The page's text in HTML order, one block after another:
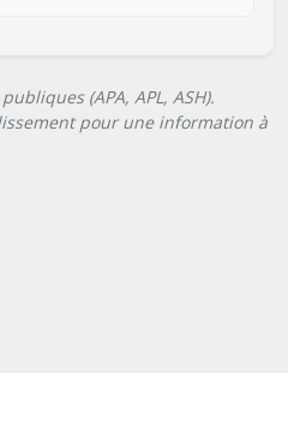
(APA, APL, ASH).
pour une information à